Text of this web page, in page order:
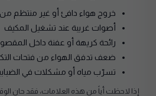
خروج هواء دافئ أو غير منتظم
أصوات غريبة عند تشغيل المكيف
رائحة كريهة أو عفنة داخل
ضعف تدفق الهواء من فتحات
تسرّب مياه أو مشكلات في
إذا لاحظت أياً من هذه العلامات، فقد حان